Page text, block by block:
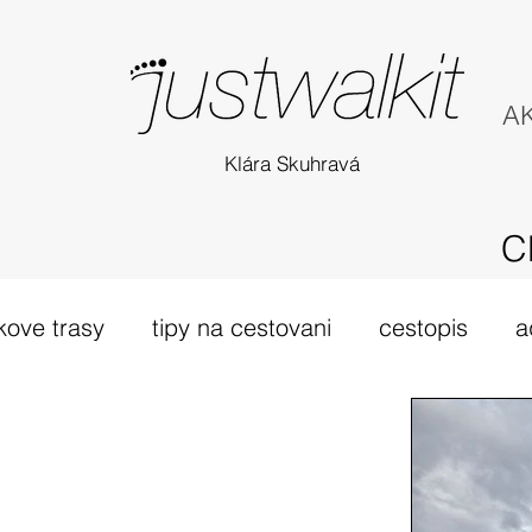
Klára Skuhravá
trasy tipy na cestovani cestopis
dovolená